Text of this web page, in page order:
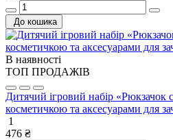
До кошика
В наявності
ТОП ПРОДАЖІВ
Дитячий ігровий набір «Рюкзачок
косметичкою та аксесуарами для
1
476 ₴